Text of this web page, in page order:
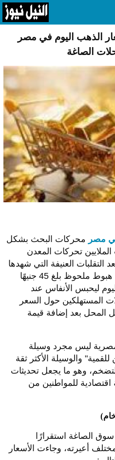
الذهب اليوم في مصر
الصاغة
مصر محركات البحث بشكل
تحركات المعدن
التقلبات العنيفة التي شهدها
السوق مؤخرًا، وبعد تسجيل هبوط ملحوظ بلغ 45 جنيهًا
ليحبس الأنفاس عند
المستهلكين حول السعر
المحل بعد إضافة قيمة
ليس مجرد وسيلة
والوسيلة الأكثر ثقة
وهو ما يجعل تحديثات
اقتصادية للمواطنين من
الصاغة استقرارًا
أعيرته، وجاءت الأسعار